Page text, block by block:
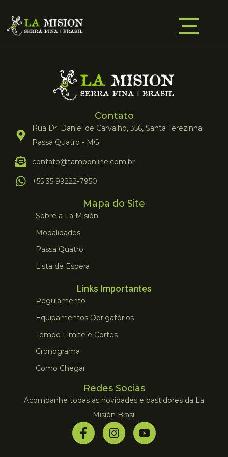
Contato
Rua Dr. Daniel de Carvalho, 356, Santa Terezinha.
Passa Quatro - MG
contato@tambonline.com.br
+55 35 99222-7950
Mapa do Site
Sobre a La Misión
Modalidades
Passa Quatro
Lista de Espera
Links Importantes
Regulamento
Equipamentos Obrigatórios
Tempo Limite e Cortes
Cronograma
Como Chegar
Redes Socias
Acompanhe todas as novidades e bastidores da La
Misión Brasil